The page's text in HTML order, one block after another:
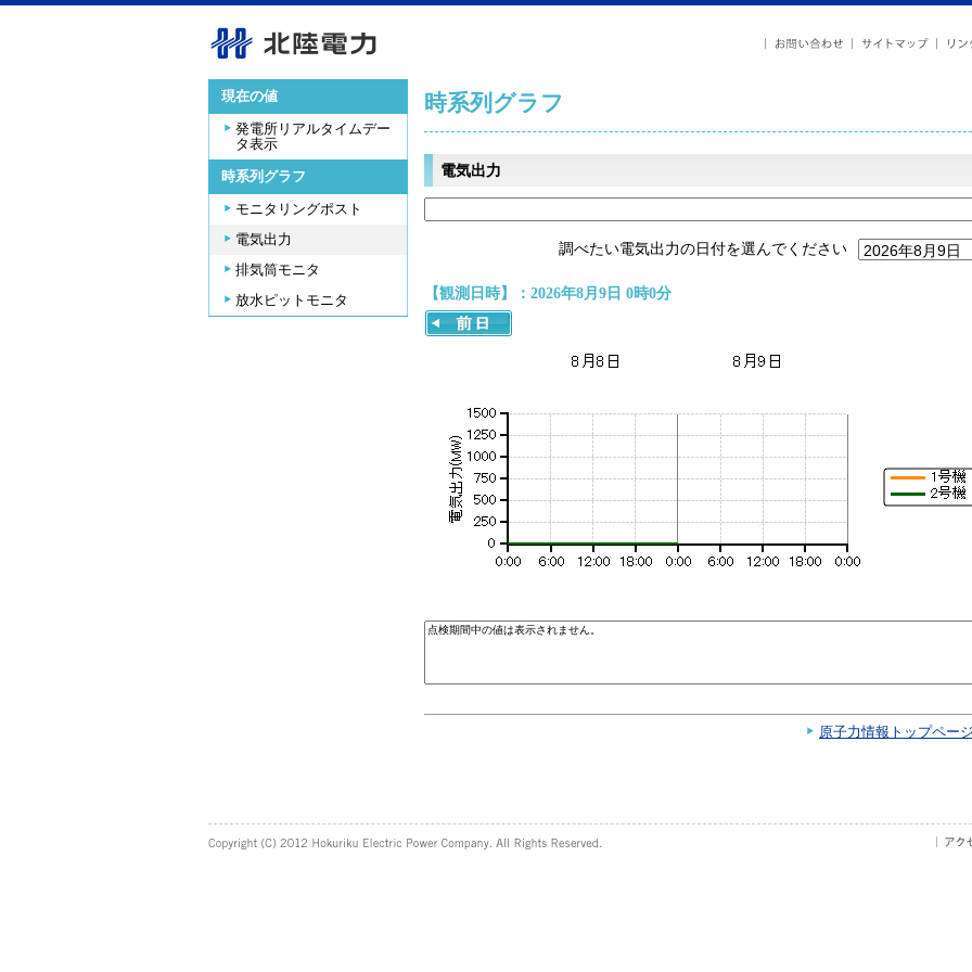
現在の値
発電所リアルタイムデー
タ表示
時系列グラフ
モニタリングポスト
電気出力
排気筒モニタ
放水ピットモニタ
時系列グラフ
電気出力
調べたい電気出力の日付を選んでください
【観測日時】：2026年8月9日 0時0分
原子力情報トップペー